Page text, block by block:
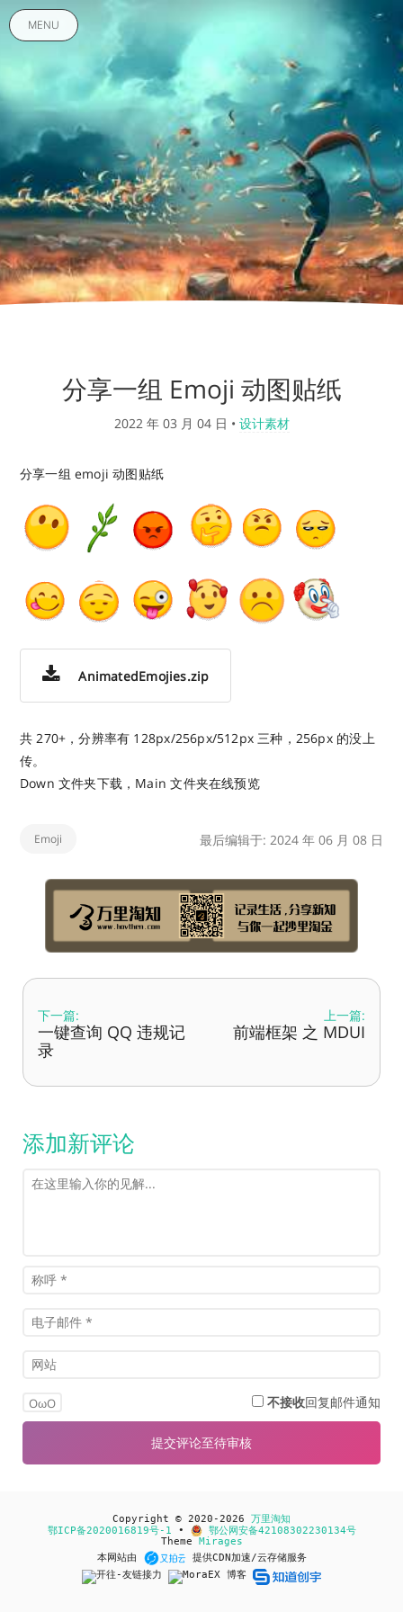
MENU
分享一组 Emoji 动图贴纸
2022 年 03 月 04 日 • 设计素材
分享一组 emoji 动图贴纸
AnimatedEmojies.zip
共 270+，分辨率有 128px/256px/512px 三种，256px 的没上
传。
Down 文件夹下载，Main 文件夹在线预览
Emoji 最后编辑于: 2024 年 06 月 08 日
下一篇:
一键查询 QQ 违规记
录
上一篇:
前端框架 之 MDUI
添加新评论
OωO 不接收回复邮件通知
Copyright © 2020-2026 万里淘知
鄂ICP备2020016819号-1 •
鄂公网安备42108302230134号
Theme Mirages
本网站由
提供CDN加速/云存储服务